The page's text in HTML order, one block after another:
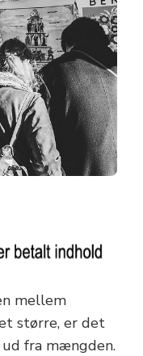
mellem
større, er det
fra mængden.